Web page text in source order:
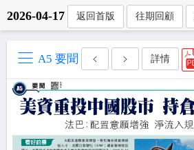
2026-04-17 返回首版 往期回顧
A5 要聞 詳情